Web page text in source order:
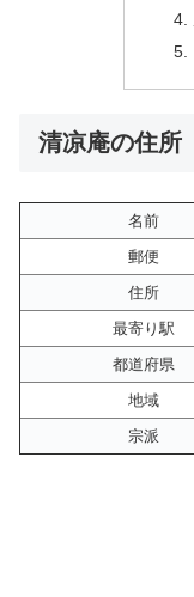
清凉庵の住所
名前
郵便
住所
最寄り駅
都道府県
地域
宗派